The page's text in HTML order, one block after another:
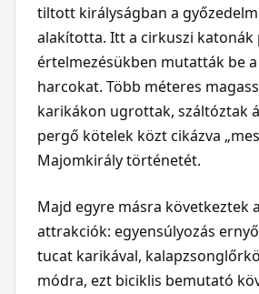
tiltott királyságban a
alakította. Itt a cirkuszi katonák
értelmezésükben mutatták be
harcokat. Több méteres
karikákon ugrottak, száltóztak
pergő kötelek közt cikázva
Majomkirály történetét.
Majd egyre másra következtek
attrakciók: egyensúlyozás
tucat karikával,
módra, ezt biciklis bemutató